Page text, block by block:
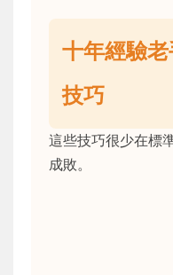
十年經驗
技巧
這些技巧很少在標
成敗。